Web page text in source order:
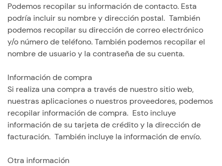
Podemos recopilar su información de contacto. Esta
podría incluir su nombre y dirección postal. También
podemos recopilar su dirección de correo electrónico
y/o número de teléfono. También podemos recopilar el
nombre de usuario y la contraseña de su cuenta.
Información de compra
Si realiza una compra a través de nuestro sitio web,
nuestras aplicaciones o nuestros proveedores, podemos
recopilar información de compra. Esto incluye
información de su tarjeta de crédito y la dirección de
facturación. También incluye la información de envío.
Otra información